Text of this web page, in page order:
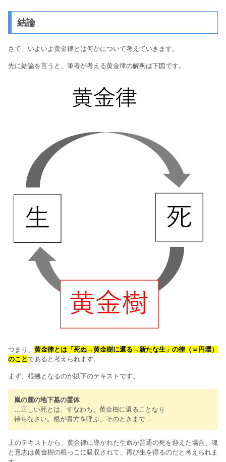
結論
さて、いよいよ黄金律とは何かについて考えていきます。
先に結論を言うと、筆者が考える黄金律の解釈は下図です。
つまり、 黄金律とは「死ぬ→黄金樹に還る→新たな生」の律（＝円環）
のことであると考えられます。
まず、根拠となるのが以下のテキストです。
嵐の麓の地下墓の霊体
…正しい死とは、すなわち、黄金樹に還ることなり
待ちなさい。根が貴方を呼ぶ、そのときまで…
上のテキストから、黄金律に導かれた生命が普通の死を迎えた場合、魂
と意志は黄金樹の根っこに吸収されて、再び生を得るのだと考えられま